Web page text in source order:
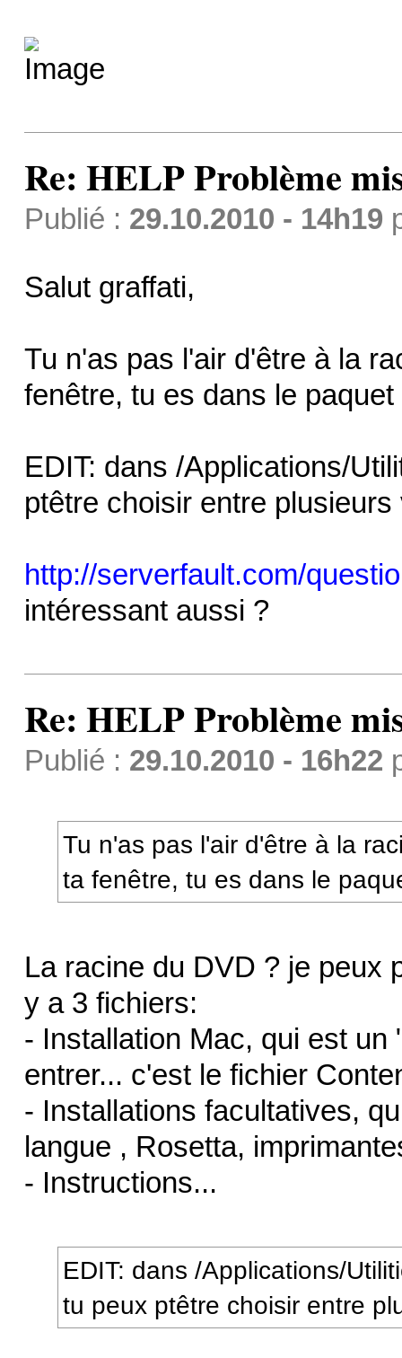
Re: HELP Problème
Publié : 29.10.2010 - 14h19
Salut graffati,
Tu n'as pas l'air d'être à la
fenêtre, tu es dans le
EDIT: dans /Applications/
ptêtre choisir entre
http://serverfault.com/
intéressant aussi ?
Re: HELP Problème
Publié : 29.10.2010 - 16h22
Tu n'as pas l'air d'être à la
ta fenêtre, tu es dans le
La racine du DVD ? je peux
y a 3 fichiers:
- Installation Mac, qui est
entrer... c'est le fichier
- Installations facultatives,
langue , Rosetta,
- Instructions...
EDIT: dans /Applications/
tu peux ptêtre choisir entre